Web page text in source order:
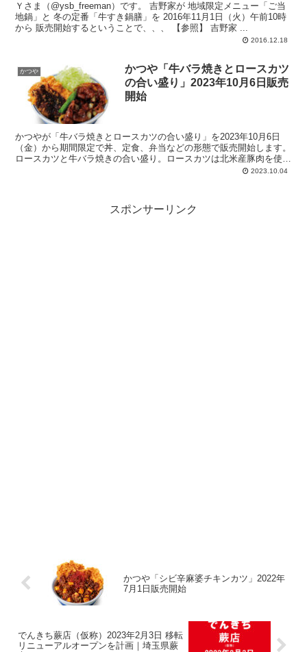
Ｙさま（@ysb_freeman）です。 吉野家が 地域限定メニュー「ご当
地鍋」と 冬の定番「牛すき鍋膳」を 2016年11月1日（火）午前10時
から 販売開始するということで、、、 【参照】 吉野家 ...
2016.12.18
かつや
かつや「牛バラ焼きとロースカツ
の合い盛り」2023年10月6日販売
開始
かつやが「牛バラ焼きとロースカツの合い盛り」を2023年10月6日
（金）から期間限定で丼、定食、弁当などの形態で販売開始します。
ロースカツと牛バラ焼きの合い盛り。ロースカツは北米産豚肉を使用
し約4週間熟成されたチルド状態で店舗へ納品。店舗では1枚ずつ丁
2023.10.04
スポンサーリンク
かつや「シビ辛麻婆チキンカツ」2022年
7月1日販売開始
でんきち蕨店（仮称）2023年2月3日 移転
リニューアルオープンを計画｜埼玉県蕨